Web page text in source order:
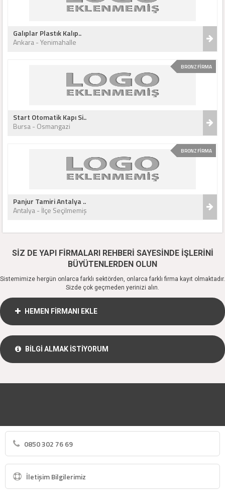
Galıplar Plastık Kalıp..
Ankara - Yenimahalle
BRONZ FİRMA
Start Otomatik Kapı Si..
Bursa - Osmangazi
BRONZ FİRMA
Panjur Tamiri Antalya ..
Antalya - İlçe Seçilmemiş
SİZ DE YAPI FİRMALARI REHBERİ SAYESİNDE İŞLERİNİ
BÜYÜTENLERDEN OLUN
Sistemimize hergün onlarca farklı sektörden, onlarca farklı firma kayıt olmaktadır.
Sizde çok geçmeden yerinizi alın.
HEMEN FİRMANI EKLE
BİLGİ ALMAK İSTİYORUM
0850 302 76 69
İletişim Bilgilerimiz